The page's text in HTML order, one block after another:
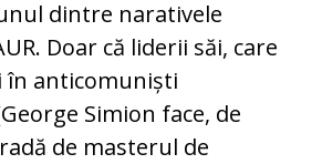
dintre narativele
Doar că liderii săi, care
în anticomuniști
Simion face, de
de masterul de